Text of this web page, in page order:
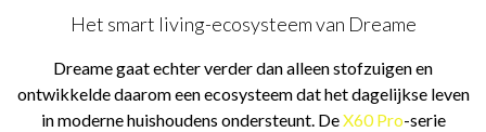
Het smart living-ecosysteem van Dreame
Dreame gaat echter verder dan alleen stofzuigen en
ontwikkelde daarom een ecosysteem dat het dagelijkse leven
in moderne huishoudens ondersteunt. DeX60 Pro-serie